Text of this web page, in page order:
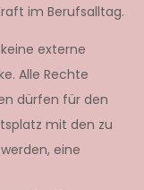
im Berufsalltag.
externe
Alle Rechte
dürfen für den
mit den zu
eine